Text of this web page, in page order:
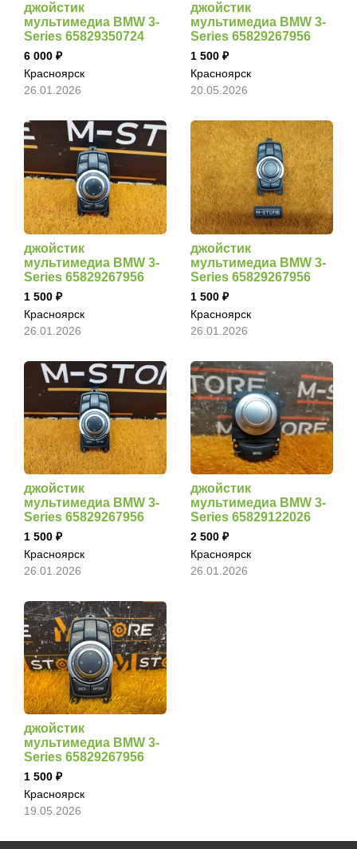
джойстик
мультимедиа BMW 3-
Series 65829350724
6 000
Красноярск
26.01.2026
джойстик
мультимедиа BMW 3-
Series 65829267956
1 500
Красноярск
20.05.2026
джойстик
мультимедиа BMW 3-
Series 65829267956
1 500
Красноярск
26.01.2026
джойстик
мультимедиа BMW 3-
Series 65829267956
1 500
Красноярск
26.01.2026
джойстик
мультимедиа BMW 3-
Series 65829267956
1 500
Красноярск
26.01.2026
джойстик
мультимедиа BMW 3-
Series 65829122026
2 500
Красноярск
26.01.2026
джойстик
мультимедиа BMW 3-
Series 65829267956
1 500
Красноярск
19.05.2026